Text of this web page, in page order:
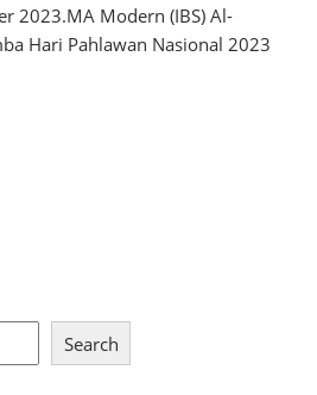
2023.MA Modern (IBS) Al-
Hari Pahlawan Nasional 2023
Search